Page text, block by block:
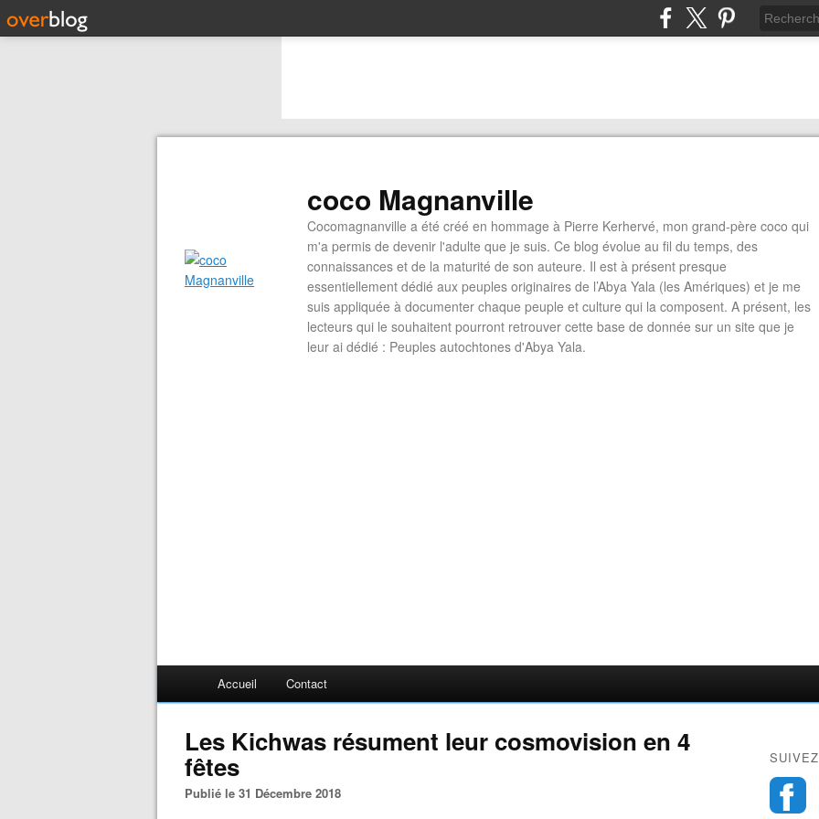
coco Magnanville
Cocomagnanville a été créé en hommage à Pierre Kerhervé, mon grand-père coco qui
m'a permis de devenir l'adulte que je suis. Ce blog évolue au fil du temps, des
connaissances et de la maturité de son auteure. Il est à présent presque
essentiellement dédié aux peuples originaires de l’Abya Yala (les Amériques) et je me
suis appliquée à documenter chaque peuple et culture qui la composent. A présent, les
lecteurs qui le souhaitent pourront retrouver cette base de donnée sur un site que je
leur ai dédié : Peuples autochtones d'Abya Yala.
Accueil Contact
Les Kichwas résument leur cosmovision en 4
fêtes
Publié le 31 Décembre 2018